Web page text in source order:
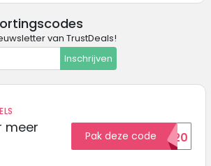
van TrustDeals!
Inschrijven
meer
Pak deze codeEXTRA20